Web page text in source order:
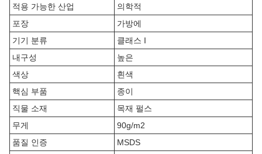
적용 가능한 산업
의학적
포장
가방에
기기 분류
클래스 I
내구성
높은
색상
흰색
핵심 부품
종이
직물 소재
목재 펄스
무게
90g/m2
품질 인증
MSDS